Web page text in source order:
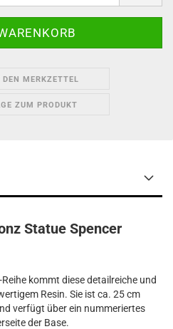
DEN MERKZETTEL
ZUM PRODUKT
Statue Spencer
kommt diese detailreiche und
Resin. Sie ist ca. 25 cm
verfügt über ein nummeriertes
der Base.